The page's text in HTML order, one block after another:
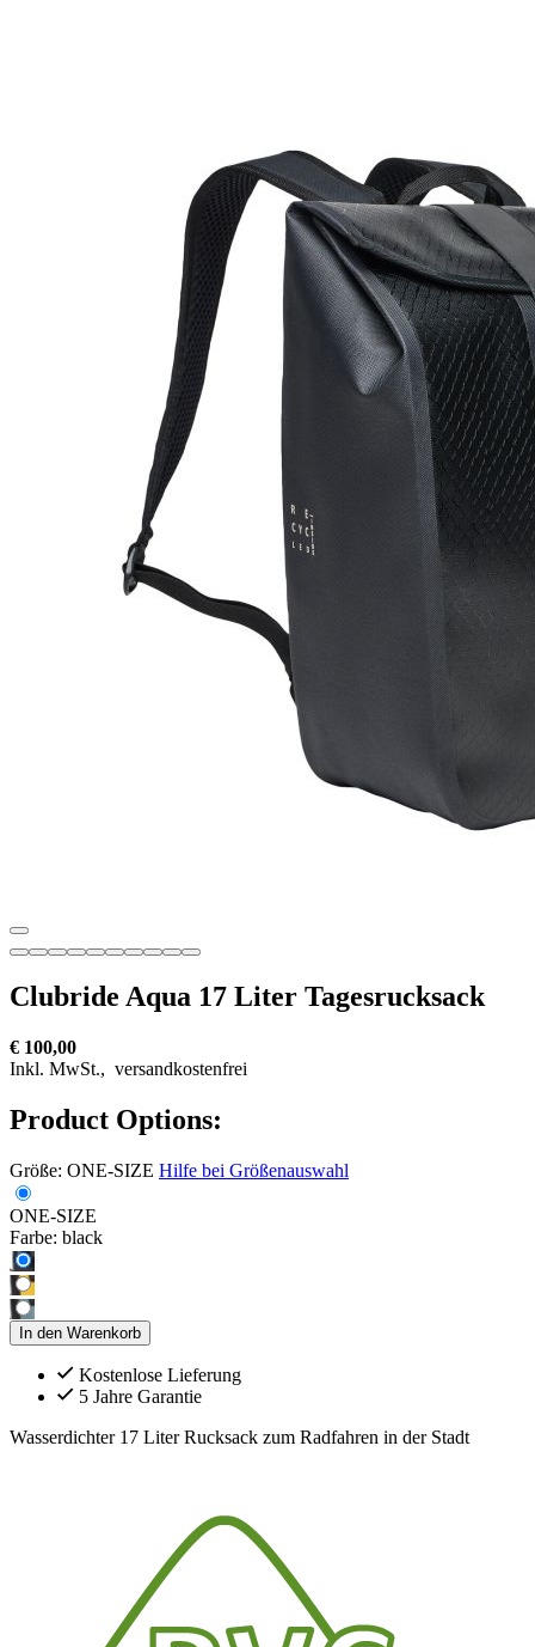
Clubride Aqua 17 Liter Tagesrucksack
€ 100,00
Inkl. MwSt., versandkostenfrei
Product Options:
Größe: ONE-SIZE Hilfe bei Größenauswahl
ONE-SIZE
Farbe: black
In den Warenkorb
Kostenlose Lieferung
5 Jahre Garantie
Wasserdichter 17 Liter Rucksack zum Radfahren in der Stadt